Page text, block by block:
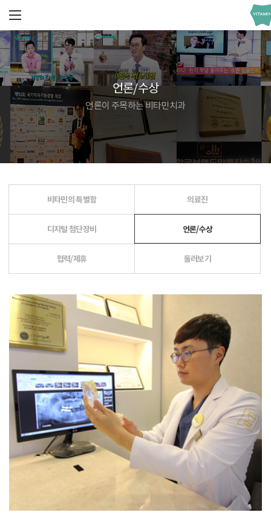
언론/수상
언론이 주목하는 비타민치과
비타민의 특별함 의료진
디지털 첨단장비 언론/수상
협력/제휴 둘러보기